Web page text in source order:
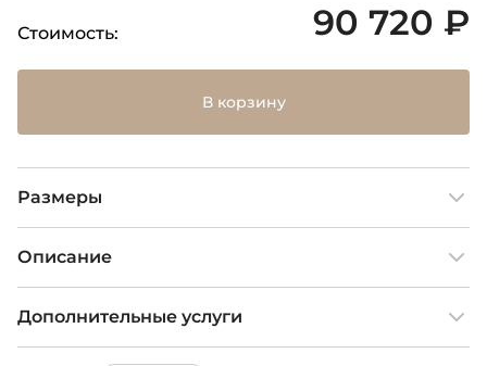
Стоимость: 90 720 ₽
В корзину
Размеры
Описание
Дополнительные услуги